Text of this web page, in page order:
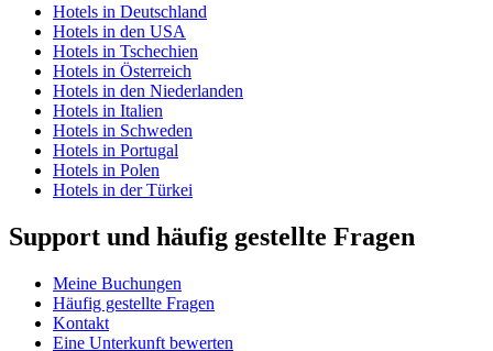
Hotels in Deutschland
Hotels in den USA
Hotels in Tschechien
Hotels in Österreich
Hotels in den Niederlanden
Hotels in Italien
Hotels in Schweden
Hotels in Portugal
Hotels in Polen
Hotels in der Türkei
Support und häufig gestellte Fragen
Meine Buchungen
Häufig gestellte Fragen
Kontakt
Eine Unterkunft bewerten